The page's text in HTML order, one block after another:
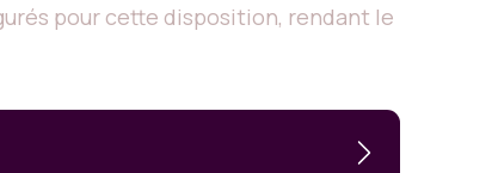
pour cette disposition, rendant le